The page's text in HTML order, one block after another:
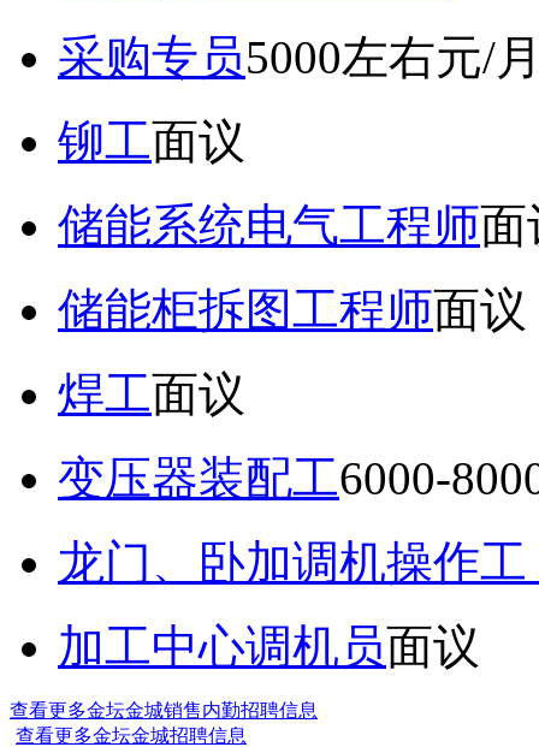
采购专员5000左右元/
铆工面议
储能系统电气工程师面
储能柜拆图工程师面议
焊工面议
变压器装配工6000-
龙门、卧加调机操作
加工中心调机员面议
查看更多金坛金城销售内勤招聘信息
查看更多金坛金城招聘信息